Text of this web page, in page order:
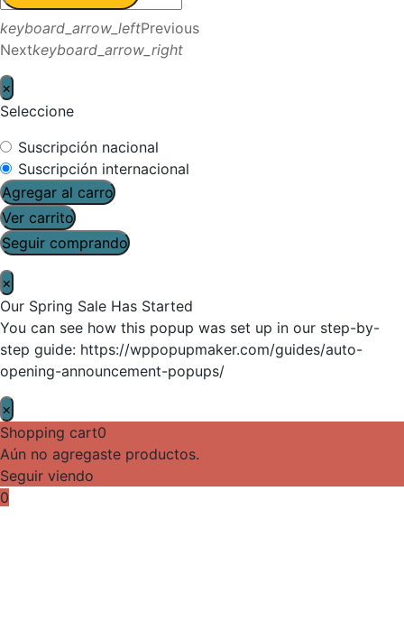
keyboard_arrow_leftPrevious
Nextkeyboard_arrow_right
×
Seleccione
Suscripción nacional
Suscripción internacional
Agregar al carro
Ver carrito
Seguir comprando
×
Our Spring Sale Has Started
You can see how this popup was set up in our step-by-
step guide: https://wppopupmaker.com/guides/auto-
opening-announcement-popups/
×
Shopping cart0
Aún no agregaste productos.
Seguir viendo
0